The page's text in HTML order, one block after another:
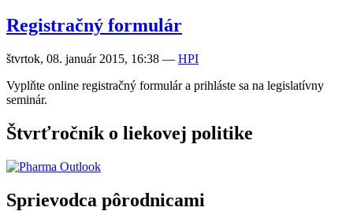
Registračný formulár
štvrtok, 08. január 2015, 16:38 — HPI
Vyplňte online registračný formulár a prihláste sa na legislatívny
seminár.
Štvrťročník o liekovej politike
Sprievodca pôrodnicami